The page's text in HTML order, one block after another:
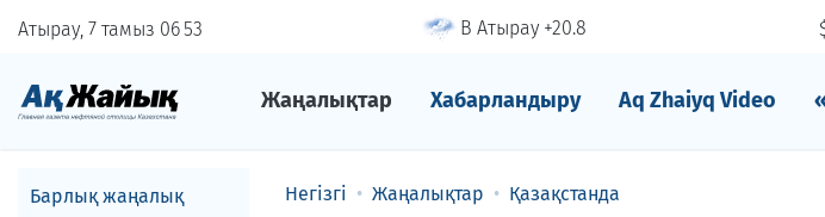
Атырау, 7 тамыз 0653 В Атырау +20.8
Жаңалықтар Хабарландыру Aq Zhaiyq Video
Барлық жаңалық
Негізгі Жаңалықтар Қазақстанда